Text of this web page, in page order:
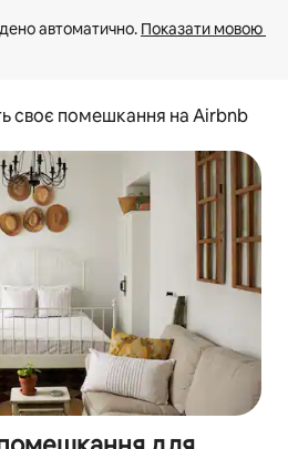
автоматично. Показати мовою
своє помешкання на Airbnb